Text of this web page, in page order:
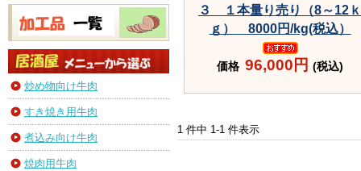
炒め物向け牛肉
すき焼き用牛肉
煮込み向け牛肉
焼肉用牛肉
３ １本量り売り（8～12ｋ
ｇ） 8000円/kg(税込）
価格 96,000円 (税込)
1 件中 1-1 件表示